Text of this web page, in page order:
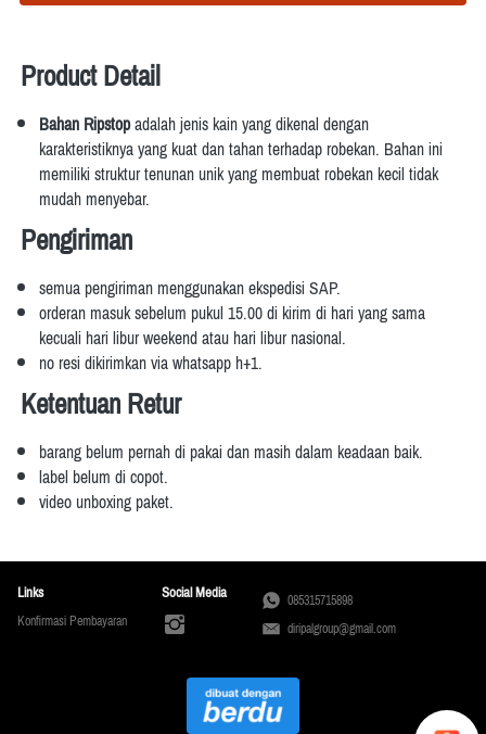
Product Detail
Bahan Ripstop adalahjenis kain yang dikenal dengan
karakteristiknya yang kuat dan tahan terhadap robekan. Bahan ini
memiliki struktur tenunan unik yang membuat robekan kecil tidak
mudah menyebar.
Pengiriman
semua pengiriman menggunakan ekspedisi SAP.
orderan masuk sebelum pukul 15.00 di kirim di hari yang sama
kecuali hari libur weekend atau hari libur nasional.
no resi dikirimkan via whatsapp h+1.
Ketentuan Retur
barang belum pernah di pakai dan masih dalam keadaan baik.
label belum di copot.
video unboxing paket.
Links
Konfirmasi Pembayaran
Social Media
085315715898
diripalgroup@gmail.com